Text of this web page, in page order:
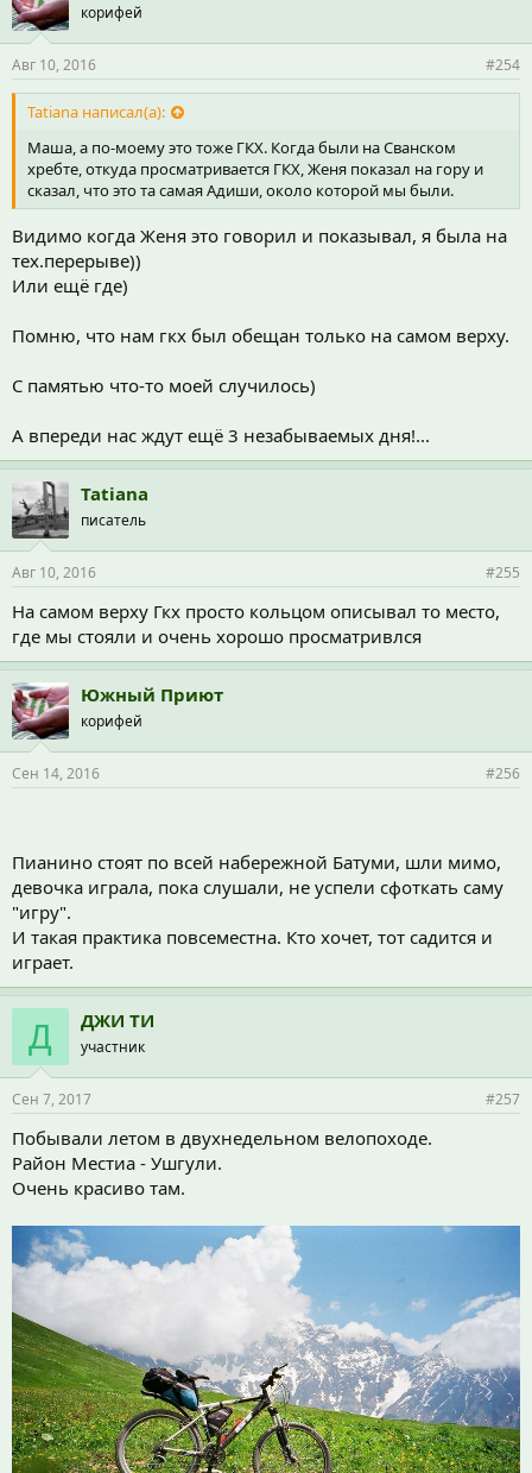
корифей
Авг 10, 2016 #254
Tatiana написал(а):
Маша, а по-моему это тоже ГКХ. Когда были на Сванском
хребте, откуда просматривается ГКХ, Женя показал на гору и
сказал, что это та самая Адиши, около которой мы были.
Видимо когда Женя это говорил и показывал, я была на
тех.перерыве))
Или ещё где)
Помню, что нам гкх был обещан только на самом верху.
С памятью что-то моей случилось)
А впереди нас ждут ещё 3 незабываемых дня!...
Tatiana
писатель
Авг 10, 2016 #255
На самом верху Гкх просто кольцом описывал то место,
где мы стояли и очень хорошо просматривлся
Южный Приют
корифей
Сен 14, 2016 #256
Пианино стоят по всей набережной Батуми, шли мимо,
девочка играла, пока слушали, не успели сфоткать саму
"игру".
И такая практика повсеместна. Кто хочет, тот садится и
играет.
Д ДЖИ ТИ
участник
Сен 7, 2017 #257
Побывали летом в двухнедельном велопоходе.
Район Местиа - Ушгули.
Очень красиво там.